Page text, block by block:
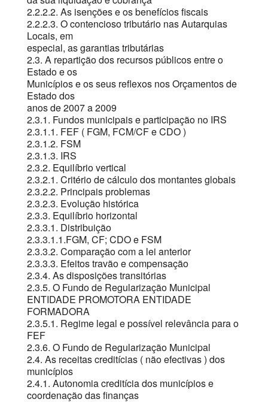
2.2.2.2. As isenções e os benefícios fiscais
2.2.2.3. O contencioso tributário nas Autarquias
Locais, em
especial, as garantias tributárias
2.3. A repartição dos recursos públicos entre o
Estado e os
Municípios e os seus reflexos nos Orçamentos de
Estado dos
anos de 2007 a 2009
2.3.1. Fundos municipais e participação no IRS
2.3.1.1. FEF ( FGM, FCM/CF e CDO )
2.3.1.2. FSM
2.3.1.3. IRS
2.3.2. Equilíbrio vertical
2.3.2.1. Critério de cálculo dos montantes globais
2.3.2.2. Principais problemas
2.3.2.3. Evolução histórica
2.3.3. Equilíbrio horizontal
2.3.3.1. Distribuição
2.3.3.1.1.FGM, CF; CDO e FSM
2.3.3.2. Comparação com a lei anterior
2.3.3.3. Efeitos travão e compensação
2.3.4. As disposições transitórias
2.3.5. O Fundo de Regularização Municipal
ENTIDADE PROMOTORA ENTIDADE
FORMADORA
2.3.5.1. Regime legal e possível relevância para o
FEF
2.3.6. O Fundo de Regularização Municipal
2.4. As receitas creditícias ( não efectivas ) dos
municípios
2.4.1. Autonomia creditícia dos municípios e
coordenação das finanças